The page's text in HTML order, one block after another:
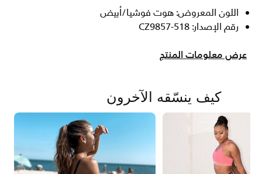
اللون المعروض: هوت فوشيا/أبيض
رقم الإصدار: CZ9857-518
عرض معلومات المنتج